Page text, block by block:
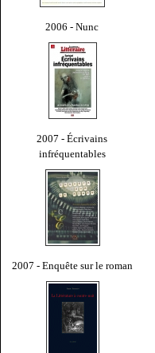
2006 - Nunc
2007 - Écrivains
infréquentables
2007 - Enquête sur le roman